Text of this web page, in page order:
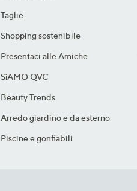
Taglie
Shopping sostenibile​
Presentaci alle Amiche
SìAMO QVC
Beauty Trends
Arredo giardino e da esterno
Piscine e gonfiabili